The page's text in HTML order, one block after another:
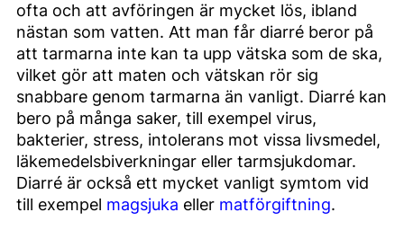
ofta och att avföringen är mycket lös, ibland
nästan som vatten. Att man får diarré beror på
att tarmarna inte kan ta upp vätska som de ska,
vilket gör att maten och vätskan rör sig
snabbare genom tarmarna än vanligt. Diarré kan
bero på många saker, till exempel virus,
bakterier, stress, intolerans mot vissa livsmedel,
läkemedelsbiverkningar eller tarmsjukdomar.
Diarré är också ett mycket vanligt symtom vid
till exempel magsjuka eller matförgiftning.